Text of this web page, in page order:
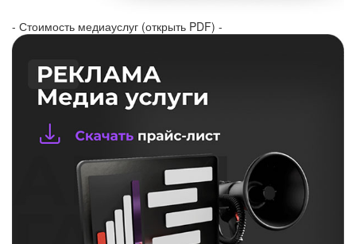
- Стоимость медиауслуг (открыть PDF) -